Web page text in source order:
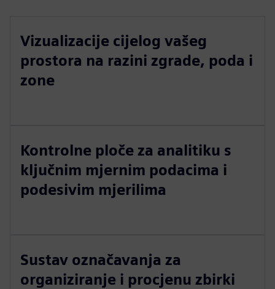
Vizualizacije cijelog vašeg
prostora na razini zgrade, poda i
zone
Kontrolne ploče za analitiku s
ključnim mjernim podacima i
podesivim mjerilima
Sustav označavanja za
organiziranje i procjenu zbirki